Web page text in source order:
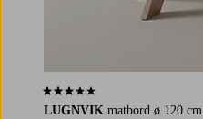
LUGNVIK matbord ø 120 cm
3,2 baserat på 14 st betyg